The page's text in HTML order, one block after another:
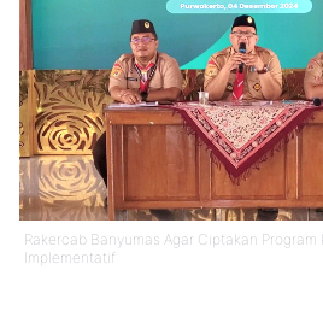
Rakercab Banyumas Agar Ciptakan Program
Implementatif